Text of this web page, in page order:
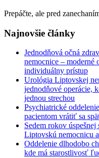
Prepáčte, ale pred
Najnovšie články
Jednodňová očná
nemocnice – moderné
individuálny prístup
Urológia Liptovskej
jednodňové operácie,
jednou strechou
Psychiatrické
pacientom vrátiť sa
Sedem rokov
Liptovskú nemocnicu
Oddelenie dlhodobo
kde má starostlivosť